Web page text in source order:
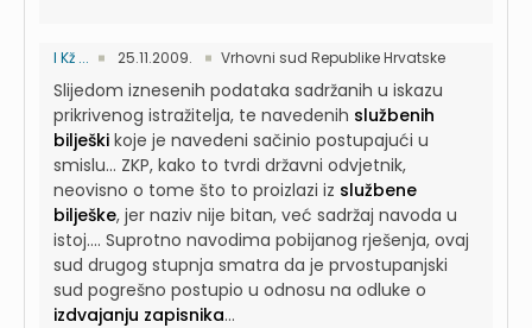
I Kž ... 25.11.2009. Vrhovni sud Republike Hrvatske
Slijedom iznesenih podataka sadržanih u iskazu
prikrivenog istražitelja, te navedenih službenih
bilješki koje je navedeni sačinio postupajući u
smislu... ZKP, kako to tvrdi državni odvjetnik,
neovisno o tome što to proizlazi iz službene
bilješke, jer naziv nije bitan, već sadržaj navoda u
istoj.... Suprotno navodima pobijanog rješenja, ovaj
sud drugog stupnja smatra da je prvostupanjski
sud pogrešno postupio u odnosu na odluke o
izdvajanju zapisnika...